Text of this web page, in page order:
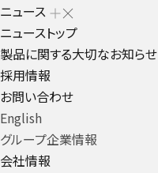
ニュース
ニューストップ
製品に関する大切なお知らせ
採用情報
お問い合わせ
English
グループ企業情報
会社情報